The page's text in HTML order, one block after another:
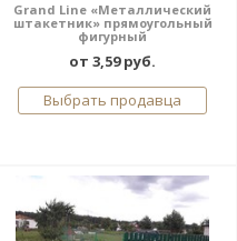
Grand Line «Металлический
штакетник» прямоугольный
фигурный
от 3,59 руб.
Выбрать продавца